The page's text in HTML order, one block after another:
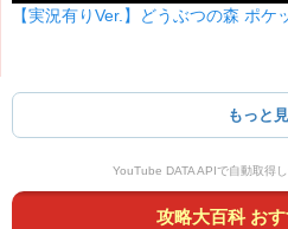
【実況有りVer.】どうぶつの森 ポ
もっと
YouTube DATA APIで自動取得
攻略大百科 おす